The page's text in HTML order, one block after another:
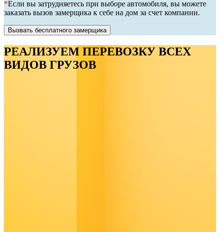
*Если вы затрудняетесь при выборе автомобиля, вы можете
заказать вызов замерщика к себе на дом за счет компании.
Вызвать бесплатного замерщика
РЕАЛИЗУЕМ ПЕРЕВОЗКУ ВСЕХ
ВИДОВ ГРУЗОВ